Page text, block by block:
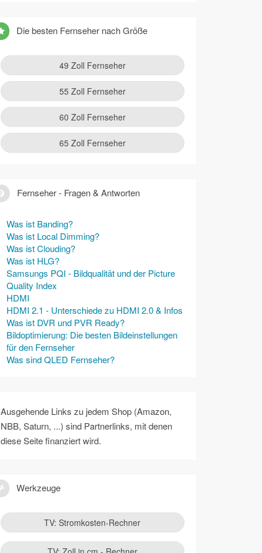
Die besten Fernseher nach Größe
49 Zoll Fernseher
55 Zoll Fernseher
60 Zoll Fernseher
65 Zoll Fernseher
Fernseher - Fragen & Antworten
Was ist Banding?
Was ist Local Dimming?
Was ist Clouding?
Was ist HLG?
Samsungs PQI - Bildqualität und der Picture
Quality Index
HDMI
HDMI 2.1 - Unterschiede zu HDMI 2.0 & Infos
Was ist DVR und PVR Ready?
Bildoptimierung: Die besten Bildeinstellungen
für den Fernseher
Was sind QLED Fernseher?
Ausgehende Links zu jedem Shop (Amazon,
NBB, Saturn, ...) sind Partnerlinks, mit denen
diese Seite finanziert wird.
Werkzeuge
TV: Stromkosten-Rechner